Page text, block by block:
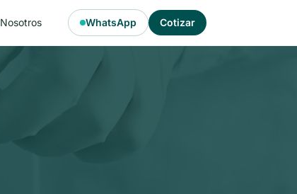
Nosotros WhatsApp Cotizar